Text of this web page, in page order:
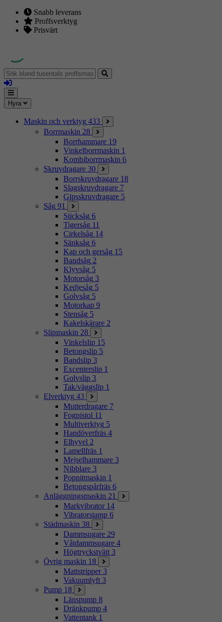
Snabb leverans
Proffsverktyg
Prisvärt
Sök
bland
tusentals
proffsmaskiner
Logga
in
Mina
sidor
Meny
Hyra
Maskin och verktyg 433
Borrmaskin 28
Borrhammare 19
Vinkelborrmaskin 1
Kombiborrmaskin 6
Skruvdragare 30
Borrskruvdragare 18
Slagskruvdragare 7
Gipsskruvdragare 5
Såg 91
Sticksåg 6
Tigersåg 11
Cirkelsåg 14
Sänksåg 6
Kap och gersåg 15
Bandsåg 2
Klyvsåg 5
Motorsåg 3
Kedjesåg 5
Golvsåg 5
Motorkap 9
Stensåg 5
Kakelskärare 2
Slipmaskin 28
Vinkelslip 15
Betongslip 5
Bandslip 3
Excenterslip 1
Golvslip 3
Tak/väggslip 1
Elverktyg 43
Mutterdragare 7
Fogpistol 11
Multiverktyg 5
Handöverfräs 4
Elhyvel 2
Lamellfräs 1
Mejselhammare 3
Nibblare 3
Popnitmaskin 1
Betongspårfräs 6
Anläggningsmaskin 21
Markvibrator 14
Vibratorstamp 6
Städmaskin 38
Dammsugare 29
Våtdammsugare 4
Högtryckstvätt 3
Övrig maskin 18
Mattstripper 3
Vakuumlyft 3
Pump 18
Länspump 8
Dränkpump 4
Vattentank 1